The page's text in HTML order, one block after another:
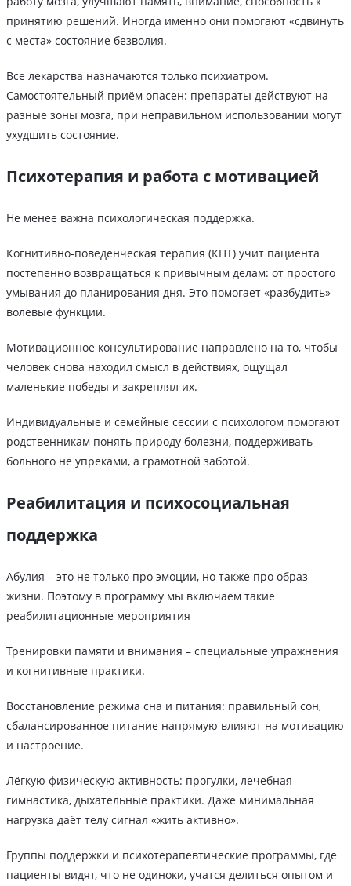
принятию решений. Иногда именно они помогают «сдвинуть
с места» состояние безволия.
Все лекарства назначаются только психиатром.
Самостоятельный приём опасен: препараты действуют на
разные зоны мозга, при неправильном использовании могут
ухудшить состояние.
Психотерапия и работа с мотивацией
Не менее важна психологическая поддержка.
Когнитивно-поведенческая терапия (КПТ) учит пациента
постепенно возвращаться к привычным делам: от простого
умывания до планирования дня. Это помогает «разбудить»
волевые функции.
Мотивационное консультирование направлено на то, чтобы
человек снова находил смысл в действиях, ощущал
маленькие победы и закреплял их.
Индивидуальные и семейные сессии с психологом помогают
родственникам понять природу болезни, поддерживать
больного не упрёками, а грамотной заботой.
Реабилитация и психосоциальная
поддержка
Абулия – это не только про эмоции, но также про образ
жизни. Поэтому в программу мы включаем такие
реабилитационные мероприятия
Тренировки памяти и внимания – специальные упражнения
и когнитивные практики.
Восстановление режима сна и питания: правильный сон,
сбалансированное питание напрямую влияют на мотивацию
и настроение.
Лёгкую физическую активность: прогулки, лечебная
гимнастика, дыхательные практики. Даже минимальная
нагрузка даёт телу сигнал «жить активно».
Группы поддержки и психотерапевтические программы, где
пациенты видят, что не одиноки, учатся делиться опытом и